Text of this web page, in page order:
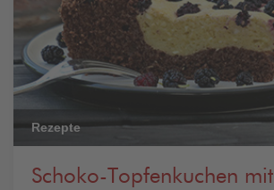
Rezepte
Schoko-Topfenkuchen mit